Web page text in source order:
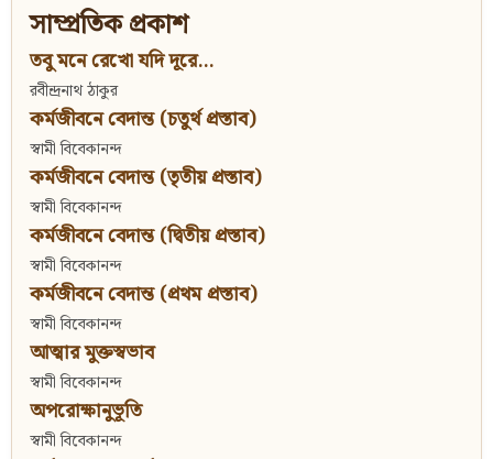
সাম্প্রতিক প্রকাশ
তবু মনে রেখো যদি দূরে...
রবীন্দ্রনাথ ঠাকুর
কর্মজীবনে বেদান্ত (চতুর্থ প্রস্তাব)
স্বামী বিবেকানন্দ
কর্মজীবনে বেদান্ত (তৃতীয় প্রস্তাব)
স্বামী বিবেকানন্দ
কর্মজীবনে বেদান্ত (দ্বিতীয় প্রস্তাব)
স্বামী বিবেকানন্দ
কর্মজীবনে বেদান্ত (প্রথম প্রস্তাব)
স্বামী বিবেকানন্দ
আত্মার মুক্তস্বভাব
স্বামী বিবেকানন্দ
অপরোক্ষানুভূতি
স্বামী বিবেকানন্দ